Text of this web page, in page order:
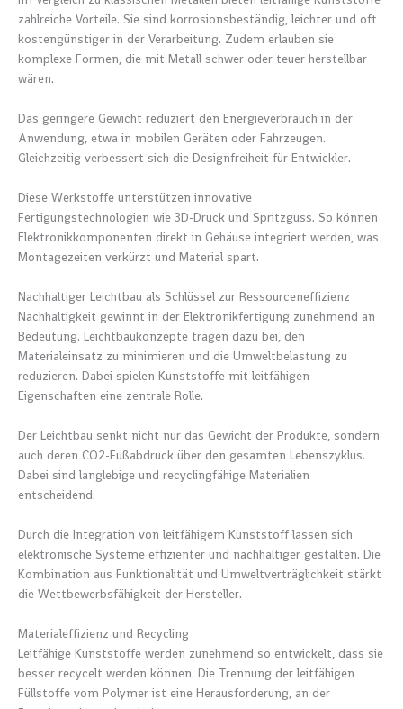
zahlreiche Vorteile. Sie sind korrosionsbeständig, leichter und oft
kostengünstiger in der Verarbeitung. Zudem erlauben sie
komplexe Formen, die mit Metall schwer oder teuer herstellbar
wären.
Das geringere Gewicht reduziert den Energieverbrauch in der
Anwendung, etwa in mobilen Geräten oder Fahrzeugen.
Gleichzeitig verbessert sich die Designfreiheit für Entwickler.
Diese Werkstoffe unterstützen innovative
Fertigungstechnologien wie 3D-Druck und Spritzguss. So können
Elektronikkomponenten direkt in Gehäuse integriert werden, was
Montagezeiten verkürzt und Material spart.
Nachhaltiger Leichtbau als Schlüssel zur Ressourceneffizienz
Nachhaltigkeit gewinnt in der Elektronikfertigung zunehmend an
Bedeutung. Leichtbaukonzepte tragen dazu bei, den
Materialeinsatz zu minimieren und die Umweltbelastung zu
reduzieren. Dabei spielen Kunststoffe mit leitfähigen
Eigenschaften eine zentrale Rolle.
Der Leichtbau senkt nicht nur das Gewicht der Produkte, sondern
auch deren CO2-Fußabdruck über den gesamten Lebenszyklus.
Dabei sind langlebige und recyclingfähige Materialien
entscheidend.
Durch die Integration von leitfähigem Kunststoff lassen sich
elektronische Systeme effizienter und nachhaltiger gestalten. Die
Kombination aus Funktionalität und Umweltverträglichkeit stärkt
die Wettbewerbsfähigkeit der Hersteller.
Materialeffizienz und Recycling
Leitfähige Kunststoffe werden zunehmend so entwickelt, dass sie
besser recycelt werden können. Die Trennung der leitfähigen
Füllstoffe vom Polymer ist eine Herausforderung, an der